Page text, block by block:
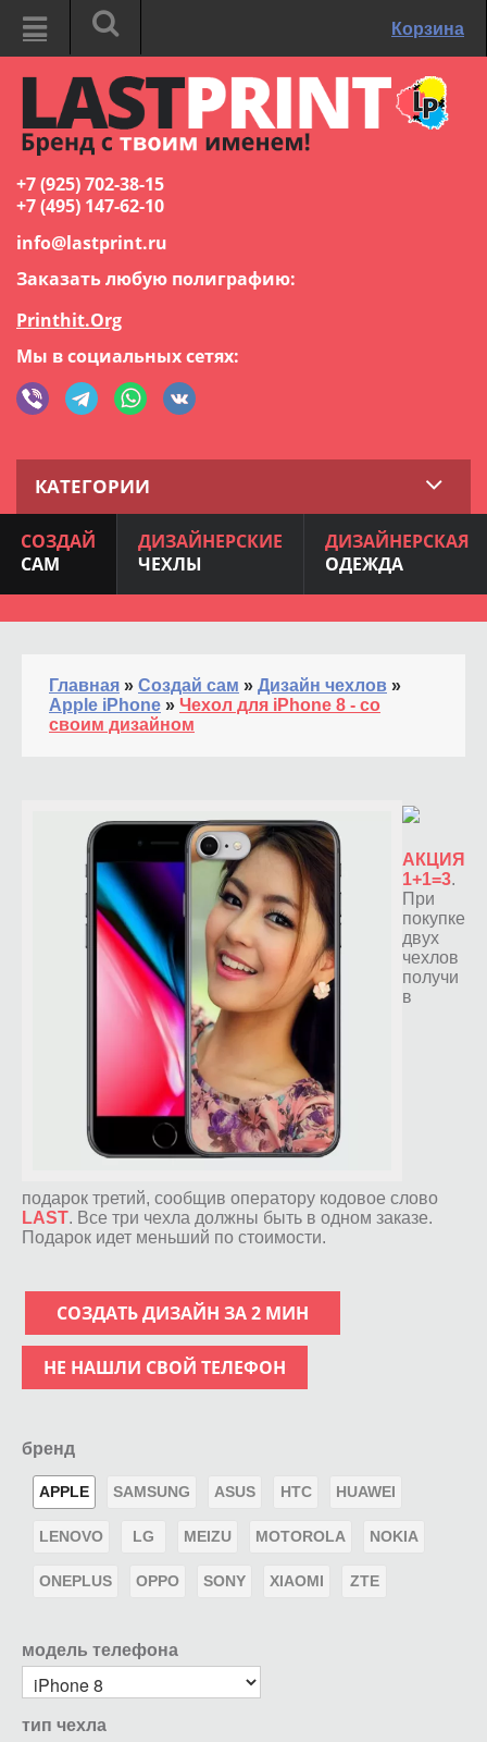
Корзина
+7 (925) 702-38-15
+7 (495) 147-62-10
info@lastprint.ru
Заказать любую полиграфию:
Printhit.Org
Мы в социальных сетях:
КАТЕГОРИИ
СОЗДАЙ
САМ
ДИЗАЙНЕРСКИЕ
ЧЕХЛЫ
ДИЗАЙНЕРСКАЯ
ОДЕЖДА
Главная » Создай сам » Дизайн чехлов »
Apple iPhone » Чехол для iPhone 8 - со
своим дизайном
АКЦИЯ
1+1=3.
При
покупке
двух
чехлов
получи
в
подарок третий, сообщив оператору кодовое слово
LAST. Все три чехла должны быть в одном заказе.
Подарок идет меньший по стоимости.
СОЗДАТЬ ДИЗАЙН ЗА 2 МИН
НЕ НАШЛИ СВОЙ ТЕЛЕФОН
бренд
APPLE SAMSUNG ASUS HTC HUAWEI
LENOVO LG MEIZU MOTOROLA NOKIA
ONEPLUS OPPO SONY XIAOMI ZTE
модель телефона
тип чехла